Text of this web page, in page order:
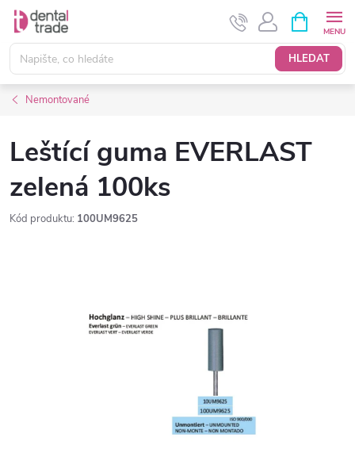
Přejít
obsah
HLEDAT
NÁKUPNÍ
KOŠÍK
Nemontované
Leštící guma EVERLAST
zelená 100ks
Kód produktu: 100UM9625